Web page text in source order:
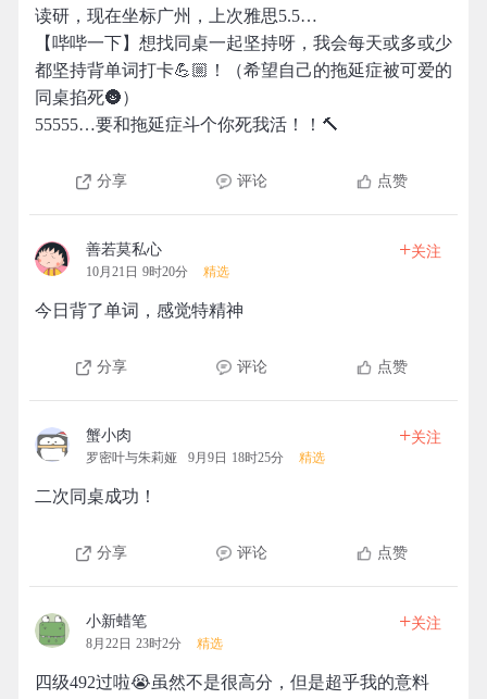
读研，现在坐标广州，上次雅思5.5…
【哔哔一下】想找同桌一起坚持呀，我会每天或多或少
都坚持背单词打卡💪🏼！（希望自己的拖延症被可爱的
同桌掐死🌚）
55555…要和拖延症斗个你死我活！！🔨
分享 评论 点赞
善若莫私心
10月21日 9时20分 精选
+关注
今日背了单词，感觉特精神
分享 评论 点赞
蟹小肉
罗密叶与朱莉娅 9月9日 18时25分 精选
+关注
二次同桌成功！
分享 评论 点赞
小新蜡笔
8月22日 23时2分 精选
+关注
四级492过啦😭虽然不是很高分，但是超乎我的意料